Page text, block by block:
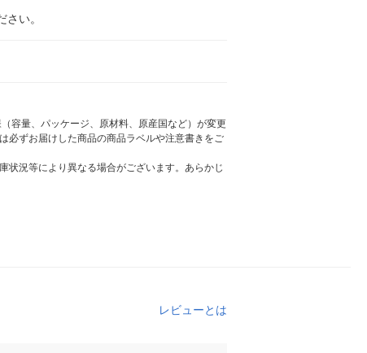
い。
容量、パッケージ、原材料、原産国など）が変更
必ずお届けした商品の商品ラベルや注意書きをご
状況等により異なる場合がございます。あらかじ
レビューとは